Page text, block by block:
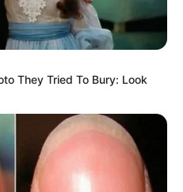
They Tried To Bury: Look